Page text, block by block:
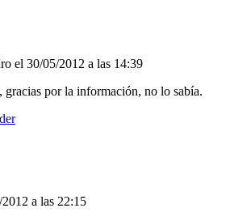
el 30/05/2012 a las 14:39
gracias por la información, no lo sabía.
a las 22:15